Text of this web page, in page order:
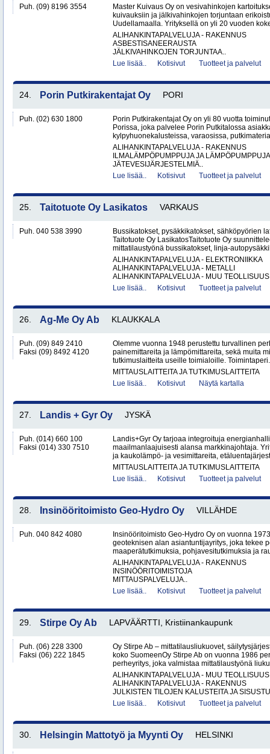
Puh. (09) 8196 3554
Master Kuivaus Oy on vesivahinkojen
kuivauksiin ja jälkivahinkojen torjuntaan
Uudellamaalla. Yrityksellä on yli 20 vuoden
ALIHANKINTAPALVELUJA - RAKENNUS
ASBESTISANEERAUSTA
JÄLKIVAHINKOJEN TORJUNTAA..
Lue lisää..
Kotisivut Tuotteet ja palvelut
24. Porin Putkirakentajat Oy PORI
Puh. (02) 630 1800
Porin Putkirakentajat Oy on yli 80 vuotta
Porissa, joka palvelee Porin Putkitalossa
kylpyhuonekalusteissa, varaosissa,
ALIHANKINTAPALVELUJA - RAKENNUS
ILMALÄMPÖPUMPPUJA JA LÄMPÖPUMPPUJA
JÄTEVESIJÄRJESTELMIÄ..
Lue lisää..
Kotisivut Tuotteet ja palvelut
25. Taitotuote Oy Lasikatos VARKAUS
Puh. 040 538 3990
Bussikatokset, pysäkkikatokset, sähköpyörien
Taitotuote Oy LasikatosTaitotuote Oy
mittatilaustyönä bussikatokset, linja-
ALIHANKINTAPALVELUJA - ELEKTRONIIKKA
ALIHANKINTAPALVELUJA - METALLI
ALIHANKINTAPALVELUJA - MUU
Lue lisää..
Kotisivut Tuotteet ja palvelut
26. Ag-Me Oy Ab KLAUKKALA
Puh. (09) 849 2410
Faksi (09) 8492 4120
Olemme vuonna 1948 perustettu turvallinen
painemittareita ja lämpömittareita, sekä muita
tutkimuslaitteita useille toimialoille.
MITTAUSLAITTEITA JA TUTKIMUSLAITTEITA
Lue lisää..
Kotisivut Näytä kartalla
27. Landis + Gyr Oy JYSKÄ
Puh. (014) 660 100
Faksi (014) 330 7510
Landis+Gyr Oy tarjoaa integroituja
maailmanlaajuisesti alansa markkinajohtaja.
ja kaukolämpö- ja vesimittareita,
MITTAUSLAITTEITA JA TUTKIMUSLAITTEITA
Lue lisää..
Kotisivut Tuotteet ja palvelut
28. Insinööritoimisto Geo-Hydro Oy VILLÄHDE
Puh. 040 842 4080
Insinööritoimisto Geo-Hydro Oy on vuonna
geoteknisen alan asiantuntijayritys, joka tekee
maaperätutkimuksia, pohjavesitutkimuksia ja
ALIHANKINTAPALVELUJA - RAKENNUS
INSINÖÖRITOIMISTOJA
MITTAUSPALVELUJA..
Lue lisää..
Kotisivut Tuotteet ja palvelut
29. Stirpe Oy Ab LAPVÄÄRTTI, Kristiinankaupunk
Puh. (06) 228 3300
Faksi (06) 222 1845
Oy Stirpe Ab – mittatilausliukuovet,
koko SuomeenOy Stirpe Ab on vuonna 1986
perheyritys, joka valmistaa mittatilaustyönä
ALIHANKINTAPALVELUJA - MUU TEOLLISUUS
ALIHANKINTAPALVELUJA - RAKENNUS
JULKISTEN TILOJEN KALUSTEITA JA
Lue lisää..
Kotisivut Tuotteet ja palvelut
30. Helsingin Mattotyö ja Myynti Oy HELSINKI